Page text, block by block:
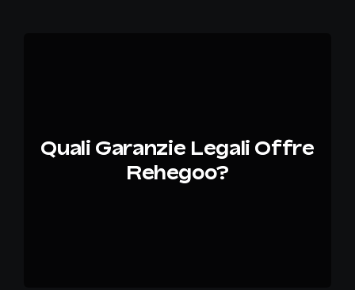
Quali Garanzie Legali Offre
Rehegoo?